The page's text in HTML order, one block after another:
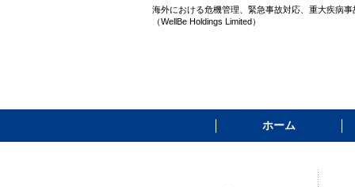
海外における危機管理、緊急事故対応、重大疾病
（WellBe Holdings Limited）
ホーム